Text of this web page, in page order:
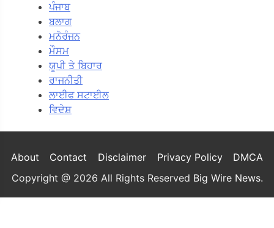
ਪੰਜਾਬ
ਬਲਾਗ
ਮਨੋਰੰਜਨ
ਮੌਸਮ
ਯੂਪੀ ਤੇ ਬਿਹਾਰ
ਰਾਜਨੀਤੀ
ਲਾਈਫ ਸਟਾਈਲ
ਵਿਦੇਸ਼
About Contact Disclaimer Privacy Policy
DMCA
Copyright @ 2026 All Rights Reserved Big Wire News.